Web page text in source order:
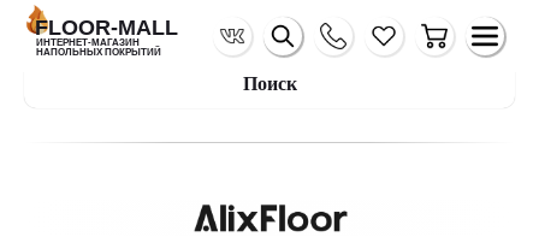
Поиск
FLOOR-MALL
ИНТЕРНЕТ-МАГАЗИН
НАПОЛЬНЫХ ПОКРЫТИЙ